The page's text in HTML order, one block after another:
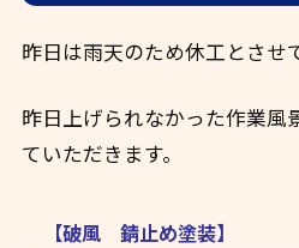
昨日は雨天のため休工とさせ
昨日上げられなかった作業風
ていただきます。
【破風 錆止め塗装】